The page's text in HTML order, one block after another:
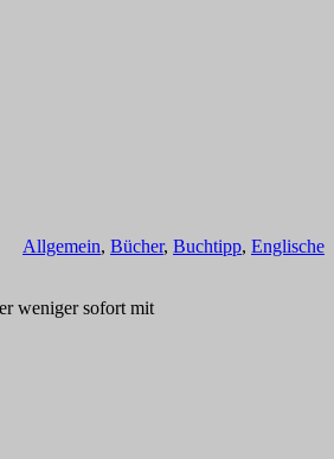
Allgemein, Bücher, Buchtipp, Englische
weniger sofort mit